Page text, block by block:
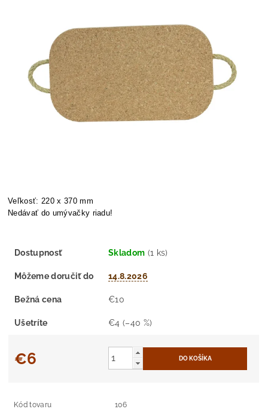
Veľkosť: 220 x 370 mm
Nedávať do umývačky riadu!
Dostupnosť Skladom (1 ks)
Môžeme doručiť do 14.8.2026
Bežná cena €10
Ušetríte €4(–40 %)
€6
Kód tovaru 106